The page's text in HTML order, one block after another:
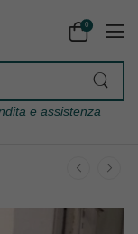
0
e assistenza